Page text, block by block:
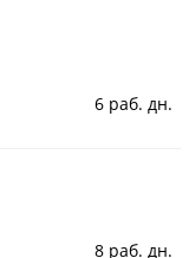
6 раб. дн.
8 раб. дн.